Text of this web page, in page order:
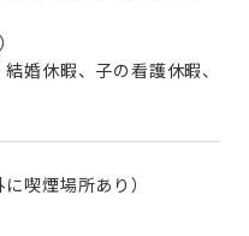
婚休暇、子の看護休暇、
喫煙場所あり）